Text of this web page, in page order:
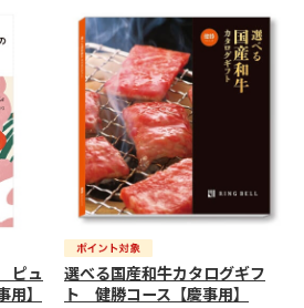
ピュ
】
選べる国産和牛カタログギフ
ト 健勝コース【慶事用】